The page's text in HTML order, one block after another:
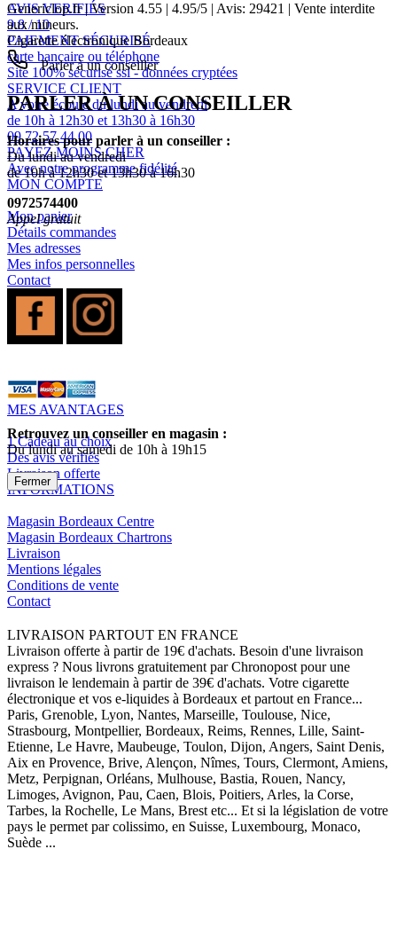
AVIS VERIFIÉS
9.8 / 10
PAIEMENT SÉCURISÉ
carte bancaire ou téléphone
Site 100% sécurisé ssl - données cryptées
SERVICE CLIENT
A votre écoute du lundi au vendredi
de 10h à 12h30 et 13h30 à 16h30
09 72 57 44 00
PAYEZ MOINS CHER
Avec notre programme fidélité
MON COMPTE
Mon panier
Détails commandes
Mes adresses
Mes infos personnelles
Contact
MES AVANTAGES
1 Cadeau au choix
Des avis vérifiés
Livraison offerte
INFORMATIONS
Magasin Bordeaux Centre
Magasin Bordeaux Chartrons
Livraison
Mentions légales
Conditions de vente
Contact
LIVRAISON PARTOUT EN FRANCE
Livraison offerte à partir de 19€ d'achats. Besoin d'une livraison
express ? Nous livrons gratuitement par Chronopost pour une
livraison le lendemain à partir de 39€ d'achats. Votre cigarette
électronique et vos e-liquides à Bordeaux et partout en France...
Paris, Grenoble, Lyon, Nantes, Marseille, Toulouse, Nice,
Strasbourg, Montpellier, Bordeaux, Reims, Rennes, Lille, Saint-
Etienne, Le Havre, Maubeuge, Toulon, Dijon, Angers, Saint Denis,
Aix en Provence, Brive, Alençon, Nîmes, Tours, Clermont, Amiens,
Metz, Perpignan, Orléans, Mulhouse, Bastia, Rouen, Nancy,
Limoges, Avignon, Pau, Caen, Blois, Poitiers, Arles, la Corse,
Tarbes, la Rochelle, Le Mans, Brest etc... Et si la législation de votre
pays le permet par colissimo, en Suisse, Luxembourg, Monaco,
Suède ...
Genericlop.fr|Version 4.55 | 4.95/5 | Avis: 29421 | Vente interdite
aux mineurs.
Cigarette électronique Bordeaux
Parler à un conseiller
PARLER À UN CONSEILLER
Horaires pour parler à un conseiller :
Du lundi au vendredi
de 10h à 12h30 et 13h30 à 16h30
0972574400
Appel gratuit
Retrouvez un conseiller en magasin :
Du lundi au samedi de 10h à 19h15
Fermer